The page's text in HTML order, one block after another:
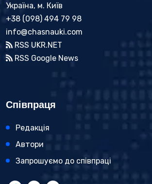
Україна, м. Київ
+38 (098) 494 79 98
info@chasnauki.com
RSS UKR.NET
RSS Google News
Співпраця
Редакція
Автори
Запрошуємо до співпраці